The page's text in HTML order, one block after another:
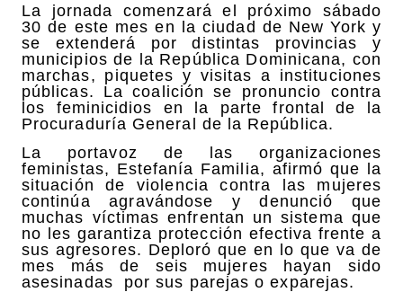
La jornada comenzará el próximo sábado
30 de este mes en la ciudad de New York y
se extenderá por distintas provincias y
municipios de la República Dominicana, con
marchas, piquetes y visitas a instituciones
públicas. La coalición se pronuncio contra
los feminicidios en la parte frontal de la
Procuraduría General de la República.
La portavoz de las organizaciones
feministas, Estefanía Familia, afirmó que la
situación de violencia contra las mujeres
continúa agravándose y denunció que
muchas víctimas enfrentan un sistema que
no les garantiza protección efectiva frente a
sus agresores. Deploró que en lo que va de
mes más de seis mujeres hayan sido
asesinadas por sus parejas o exparejas.